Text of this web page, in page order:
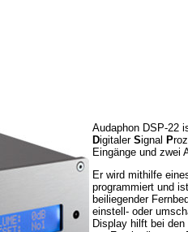
Audaphon DSP-22
Digitaler Signal P
Eingänge und zwei
Er wird mithilfe
programmiert und
beiliegender
einstell- oder
Display hilft bei